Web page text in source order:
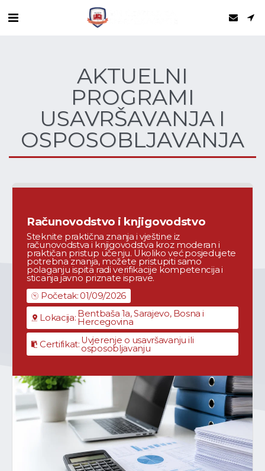
AKTUELNI
PROGRAMI
USAVRŠAVANJA I
OSPOSOBLJAVANJA
Računovodstvo i knjigovodstvo
Steknite praktična znanja i vještine iz
računovodstva i knjigovodstva kroz moderan i
praktičan pristup učenju. Ukoliko već posjedujete
potrebna znanja, možete pristupiti samo
polaganju ispita radi verifikacije kompetencija i
sticanja javno priznate isprave.
Početak:01/09/2026
Lokacija: Bentbaša 1a, Sarajevo, Bosna i
Hercegovina
Certifikat: Uvjerenje o usavršavanju ili
osposobljavanju